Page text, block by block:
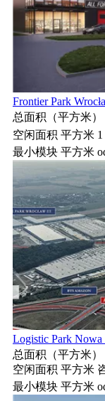
Frontier Park
总面积（平方米）
空闲面积 平方米
最小模块 平方米
Logistic Park Nowa
总面积（平方米）
空闲面积 平方米
最小模块 平方米